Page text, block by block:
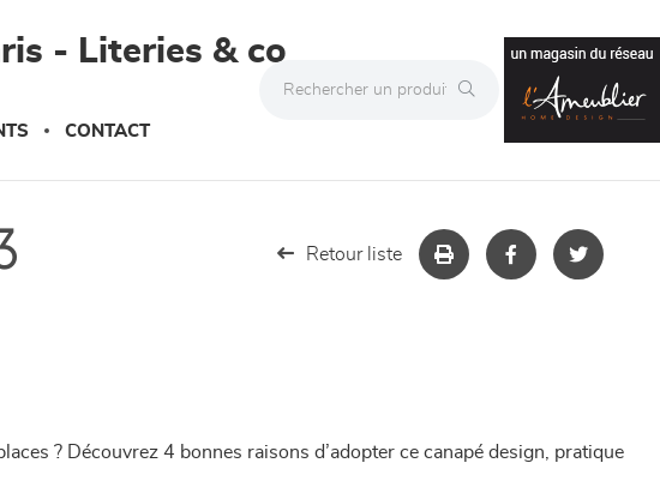
- Literies & co
CONTACT
Retour liste
? Découvrez 4 bonnes raisons d’adopter ce canapé design, pratique